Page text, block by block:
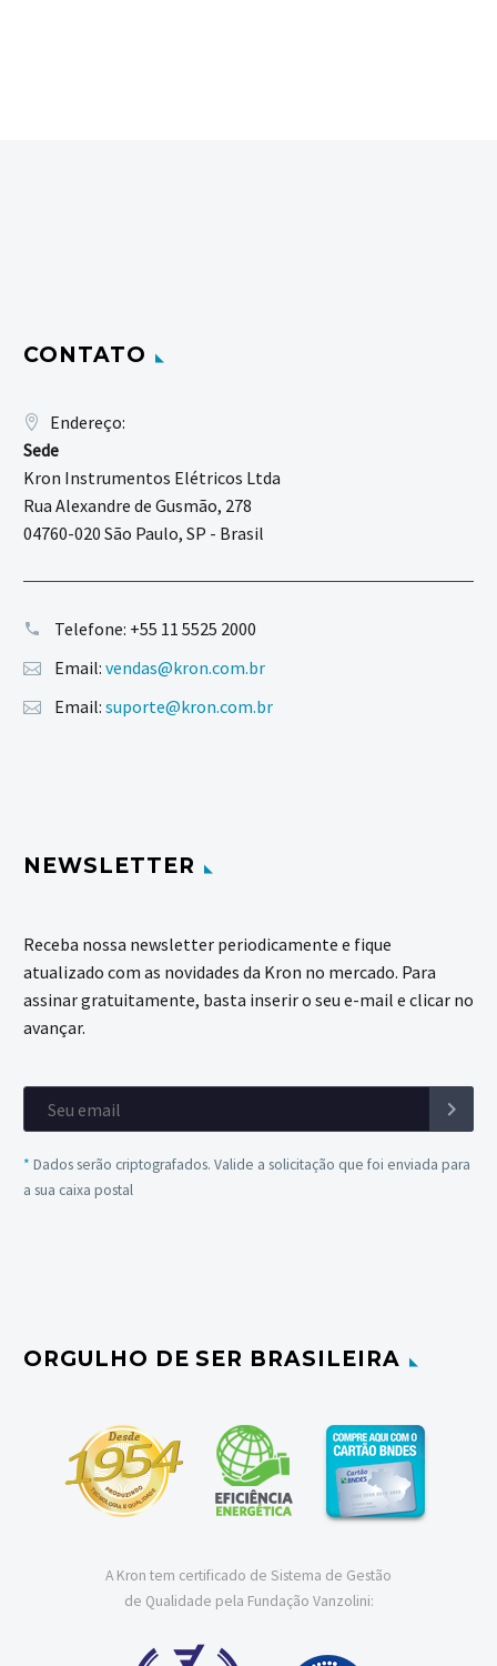
CONTATO
Endereço:
Sede
Kron Instrumentos Elétricos Ltda
Rua Alexandre de Gusmão, 278
04760-020 São Paulo, SP - Brasil
Telefone: +55 11 5525 2000
Email: vendas@kron.com.br
Email: suporte@kron.com.br
NEWSLETTER
Receba nossa newsletter periodicamente e fique
atualizado com as novidades da Kron no mercado. Para
assinar gratuitamente, basta inserir o seu e-mail e clicar no
avançar.
* Dados serão criptografados. Valide a solicitação que foi enviada para
a sua caixa postal
ORGULHO DE SER BRASILEIRA
A Kron tem certificado de Sistema de Gestão
de Qualidade pela Fundação Vanzolini: